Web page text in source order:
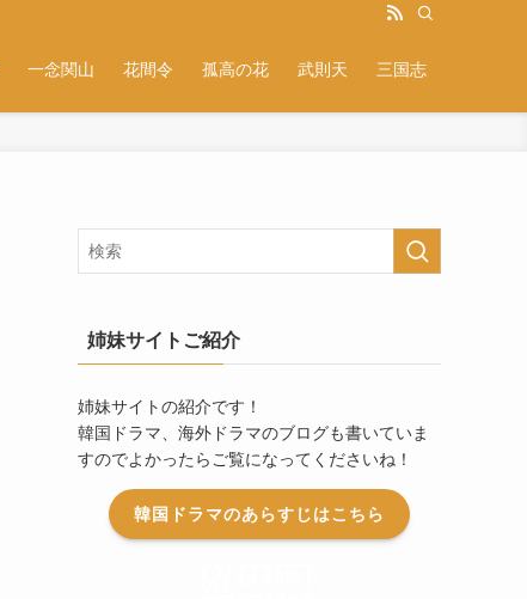
一念関山 花間令 孤高の花 武則天 三国志
姉妹サイトご紹介
姉妹サイトの紹介です！
韓国ドラマ、海外ドラマのブログも書いていま
すのでよかったらご覧になってくださいね！
韓国ドラマのあらすじはこちら